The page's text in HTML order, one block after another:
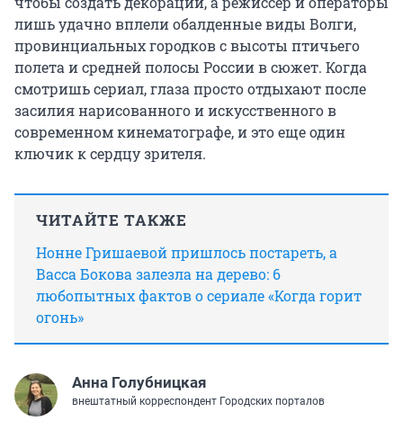
лишь удачно вплели обалденные виды Волги,
провинциальных городков с высоты птичьего
полета и средней полосы России в сюжет. Когда
смотришь сериал, глаза просто отдыхают после
засилия нарисованного и искусственного в
современном кинематографе, и это еще один
ключик к сердцу зрителя.
ЧИТАЙТЕ ТАКЖЕ
Нонне Гришаевой пришлось постареть, а
Васса Бокова залезла на дерево: 6
любопытных фактов о сериале «Когда горит
огонь»
Анна Голубницкая
внештатный корреспондент Городских порталов